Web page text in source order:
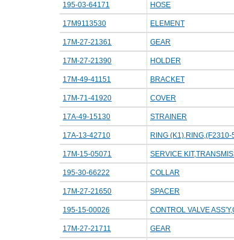
195-03-64171 HOSE
17M9113530 ELEMENT
17M-27-21361 GEAR
17M-27-21390 HOLDER
17M-49-41151 BRACKET
17M-71-41920 COVER
17A-49-15130 STRAINER
17A-13-42710 RING
17M-15-05071 SERVICE
195-30-66222 COLLAR
17M-27-21650 SPACER
195-15-00026 CONTROL VALVE
17M-27-21711 GEAR